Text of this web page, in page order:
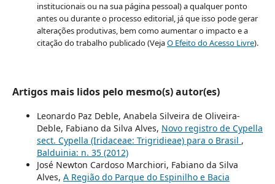
institucionais ou na sua página pessoal) a qualquer ponto
antes ou durante o processo editorial, já que isso pode gerar
alterações produtivas, bem como aumentar o impacto e a
citação do trabalho publicado (VejaO Efeito do Acesso Livre).
Artigos mais lidos pelo mesmo(s) autor(es)
Leonardo Paz Deble, Anabela Silveira de Oliveira-
Deble, Fabiano da Silva Alves, Novo registro de Cypella
sect. Cypella (Iridaceae: Trigridieae) para o Brasil ,
Balduinia: n. 35 (2012)
José Newton Cardoso Marchiori, Fabiano da Silva
Alves, A Região do Parque do Espinilho e Bacia